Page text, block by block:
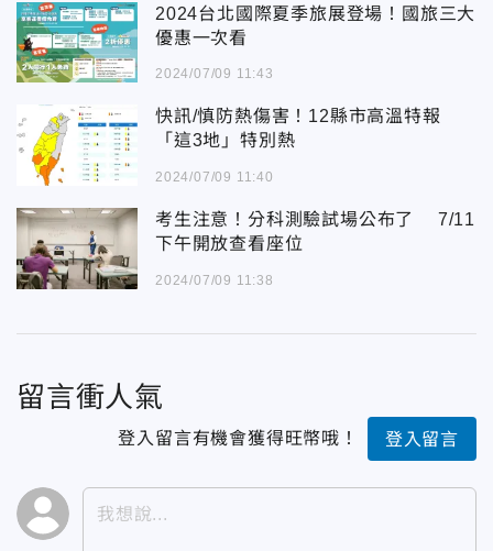
2024台北國際夏季旅展登場！國旅三大
優惠一次看
2024/07/09 11:43
快訊/慎防熱傷害！12縣市高溫特報
「這3地」特別熱
2024/07/09 11:40
考生注意！分科測驗試場公布了 7/11
下午開放查看座位
2024/07/09 11:38
留言衝人氣
登入留言有機會獲得旺幣哦！ 登入留言